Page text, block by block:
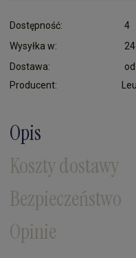
Dostępność:
4
Wysyłka w:
Dostawa:
Producent:
Opis
Koszty dostawy
Bezpieczeństwo
Opinie